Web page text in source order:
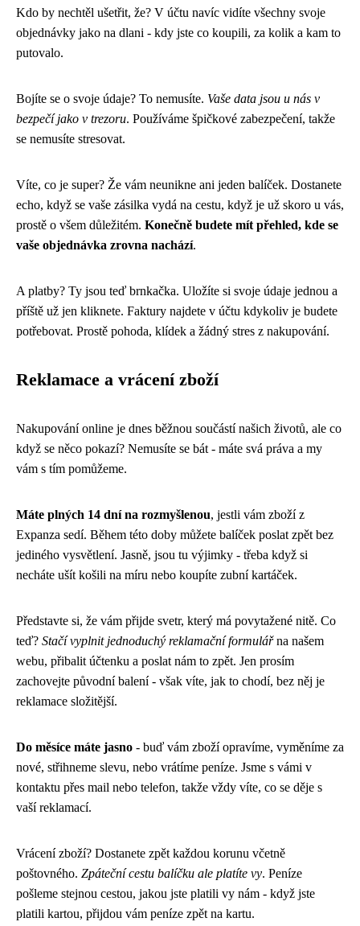
Kdo by nechtěl ušetřit, že? V účtu navíc vidíte všechny svoje
objednávky jako na dlani - kdy jste co koupili, za kolik a kam to
putovalo.
Bojíte se o svoje údaje? To nemusíte. Vaše data jsou u nás v
bezpečí jako v trezoru. Používáme špičkové zabezpečení, takže
se nemusíte stresovat.
Víte, co je super? Že vám neunikne ani jeden balíček. Dostanete
echo, když se vaše zásilka vydá na cestu, když je už skoro u vás,
prostě o všem důležitém. Konečně budete mít přehled, kde se
vaše objednávka zrovna nachází.
A platby? Ty jsou teď brnkačka. Uložíte si svoje údaje jednou a
příště už jen kliknete. Faktury najdete v účtu kdykoliv je budete
potřebovat. Prostě pohoda, klídek a žádný stres z nakupování.
Reklamace a vrácení zboží
Nakupování online je dnes běžnou součástí našich životů, ale co
když se něco pokazí? Nemusíte se bát - máte svá práva a my
vám s tím pomůžeme.
Máte plných 14 dní na rozmyšlenou, jestli vám zboží z
Expanza sedí. Během této doby můžete balíček poslat zpět bez
jediného vysvětlení. Jasně, jsou tu výjimky - třeba když si
necháte ušít košili na míru nebo koupíte zubní kartáček.
Představte si, že vám přijde svetr, který má povytažené nitě. Co
teď? Stačí vyplnit jednoduchý reklamační formulářna našem
webu, přibalit účtenku a poslat nám to zpět. Jen prosím
zachovejte původní balení - však víte, jak to chodí, bez něj je
reklamace složitější.
Do měsíce máte jasno - buď vám zboží opravíme, vyměníme za
nové, střihneme slevu, nebo vrátíme peníze. Jsme s vámi v
kontaktu přes mail nebo telefon, takže vždy víte, co se děje s
vaší reklamací.
Vrácení zboží? Dostanete zpět každou korunu včetně
poštovného. Zpáteční cestu balíčku ale platíte vy. Peníze
pošleme stejnou cestou, jakou jste platili vy nám - když jste
platili kartou, přijdou vám peníze zpět na kartu.